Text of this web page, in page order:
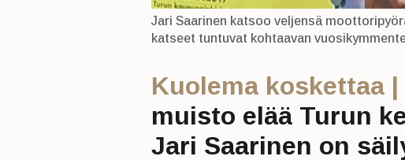
Jari Saarinen katsoo veljensä
katseet tuntuvat kohtaavan
Kuolema koskettaa |
muisto elää Turun
Jari Saarinen on